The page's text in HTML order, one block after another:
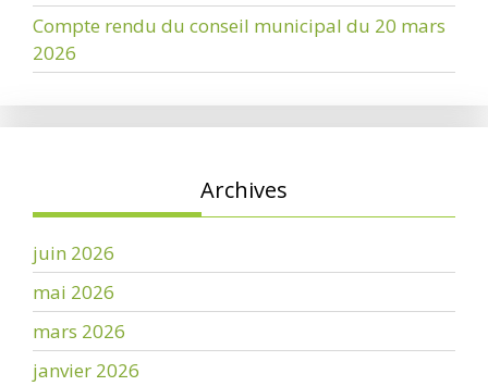
Compte rendu du conseil municipal du 20 mars
2026
Archives
juin 2026
mai 2026
mars 2026
janvier 2026